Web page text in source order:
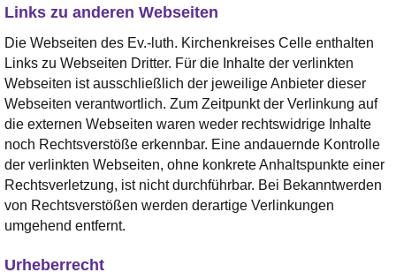
Links zu anderen Webseiten
Die Webseiten des Ev.-luth. Kirchenkreises Celle enthalten
Links zu Webseiten Dritter. Für die Inhalte der verlinkten
Webseiten ist ausschließlich der jeweilige Anbieter dieser
Webseiten verantwortlich. Zum Zeitpunkt der Verlinkung auf
die externen Webseiten waren weder rechtswidrige Inhalte
noch Rechtsverstöße erkennbar. Eine andauernde Kontrolle
der verlinkten Webseiten, ohne konkrete Anhaltspunkte einer
Rechtsverletzung, ist nicht durchführbar. Bei Bekanntwerden
von Rechtsverstößen werden derartige Verlinkungen
umgehend entfernt.
Urheberrecht